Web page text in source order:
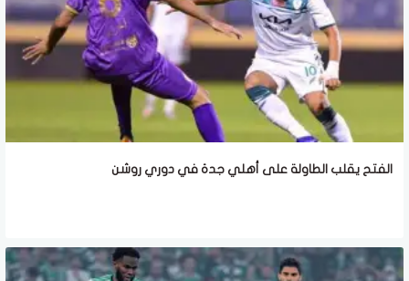
الفتح يقلب الطاولة على أهلي جدة في دوري روشن